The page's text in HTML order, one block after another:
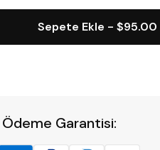
Sepete Ekle - $95.00
Garantisi: